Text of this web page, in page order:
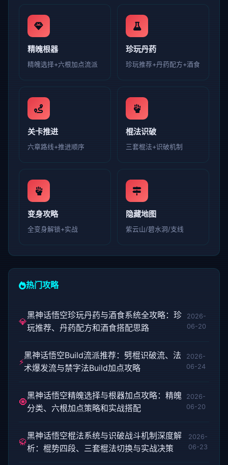
精魄根器
精魄选择+六根加点流派
珍玩丹药
珍玩推荐+丹药配方+酒食
关卡推进
六章路线+推进顺序
棍法识破
三套棍法+识破机制
变身攻略
全变身解锁+实战
隐藏地图
紫云山/碧水洞/支线
热门攻略
💎
黑神话悟空珍玩丹药与酒食系统全攻略：珍
玩推荐、丹药配方和酒食搭配思路
2026-
06-20
⚡
黑神话悟空Build流派推荐：劈棍识破流、法
术爆发流与禁字法Build加点攻略
2026-
06-24
🧿
黑神话悟空精魄选择与根器加点攻略：精魄
分类、六根加点策略和实战搭配
2026-
06-20
🥋
黑神话悟空棍法系统与识破战斗机制深度解
析：棍势四段、三套棍法切换与实战决策
2026-
06-23